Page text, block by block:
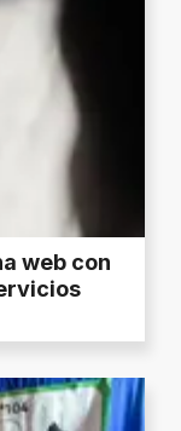
web con